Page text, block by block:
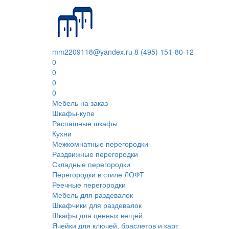
mm2209118@yandex.ru 8 (495) 151-80-12
0
0
0
0
Мебель на заказ
Шкафы-купе
Распашные шкафы
Кухни
Межкомнатные перегородки
Раздвижные перегородки
Складные перегородки
Перегородки в стиле ЛОФТ
Реечные перегородки
Мебель для раздевалок
Шкафчики для раздевалок
Шкафы для ценных вещей
Ячейки для ключей, браслетов и карт